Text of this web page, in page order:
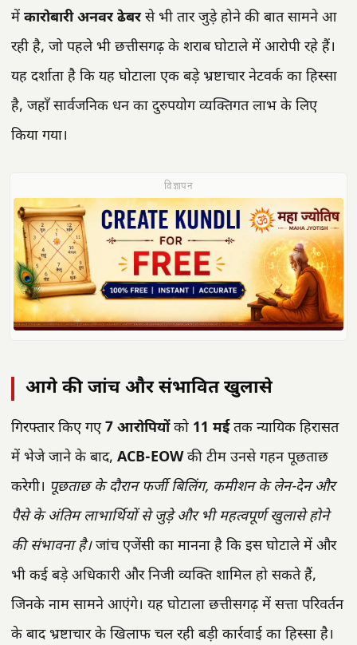
में कारोबारी अनवर ढेबरसे भी तार जुड़े होने की बात सामने आ
रही है, जो पहले भी छत्तीसगढ़ के शराब घोटाले में आरोपी रहे हैं।
यह दर्शाता है कि यह घोटाला एक बड़े भ्रष्टाचार नेटवर्क का हिस्सा
है, जहाँ सार्वजनिक धन का दुरुपयोग व्यक्तिगत लाभ के लिए
किया गया।
विज्ञापन
आगे की जांच और संभावित खुलासे
गिरफ्तार किए गए7 आरोपियोंको 11 मईतक न्यायिक हिरासत
में भेजे जाने के बाद, ACB-EOWकी टीम उनसे गहन पूछताछ
करेगी। पूछताछ के दौरान फर्जी बिलिंग, कमीशन के लेन-देन और
पैसे के अंतिम लाभार्थियों से जुड़े और भी महत्वपूर्ण खुलासे होने
की संभावना है।जांच एजेंसी का मानना है कि इस घोटाले में और
भी कई बड़े अधिकारी और निजी व्यक्ति शामिल हो सकते हैं,
जिनके नाम सामने आएंगे। यह घोटाला छत्तीसगढ़ में सत्ता परिवर्तन
के बाद भ्रष्टाचार के खिलाफ चल रही बड़ी कार्रवाई का हिस्सा है।